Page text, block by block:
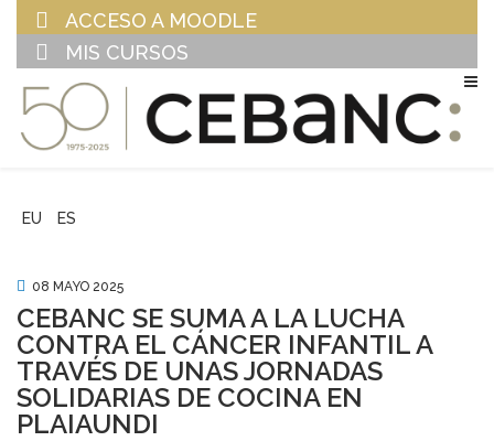
ACCESO A MOODLE
MIS CURSOS
EU ES
08 MAYO 2025
CEBANC SE SUMA A LA LUCHA
CONTRA EL CÁNCER INFANTIL A
TRAVÉS DE UNAS JORNADAS
SOLIDARIAS DE COCINA EN
PLAIAUNDI